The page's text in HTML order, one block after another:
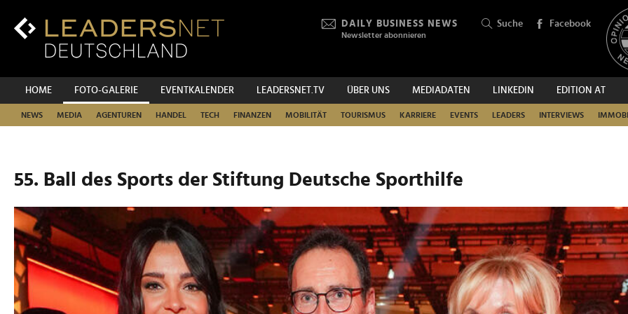
Inhalt
Hauptnavigation
DAILY BUSINESS NEWS
Newsletter abonnieren
Suche Facebook
HOME FOTO-GALERIE EVENTKALENDER LEADERSNET.TV ÜBER UNS MEDIADATEN LINKEDIN EDITION AT
NEWS MEDIA AGENTUREN HANDEL TECH FINANZEN MOBILITÄT TOURISMUS KARRIERE EVENTS LEADERS INTERVIEWS
SUCHEN
55. Ball des Sports der Stiftung Deutsche Sporthilfe